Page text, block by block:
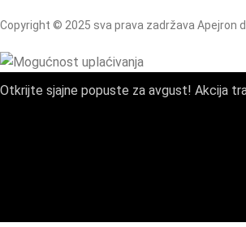
Copyright © 2025 sva prava zadržava Apejron
Otkrijte sjajne popuste za avgust! Akcija